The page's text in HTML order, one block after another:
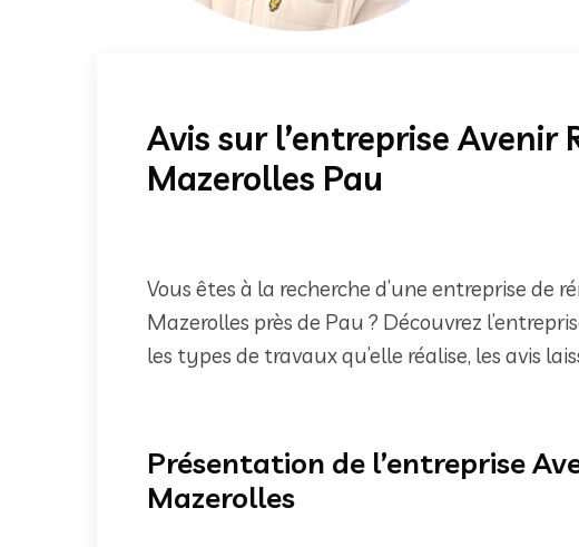
Avis sur l’entreprise Avenir
Mazerolles Pau
Vous êtes à la recherche d’une entreprise de
Mazerolles près de Pau ? Découvrez
les types de travaux qu’elle réalise, les avis
Présentation de l’entreprise
Mazerolles